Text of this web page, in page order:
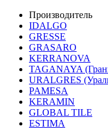
Производитель
IDALGO
GRESSE
GRASARO
KERRANOVA
TAGANAYA
URALGRES
PAMESA
KERAMIN
GLOBAL TILE
ESTIMA